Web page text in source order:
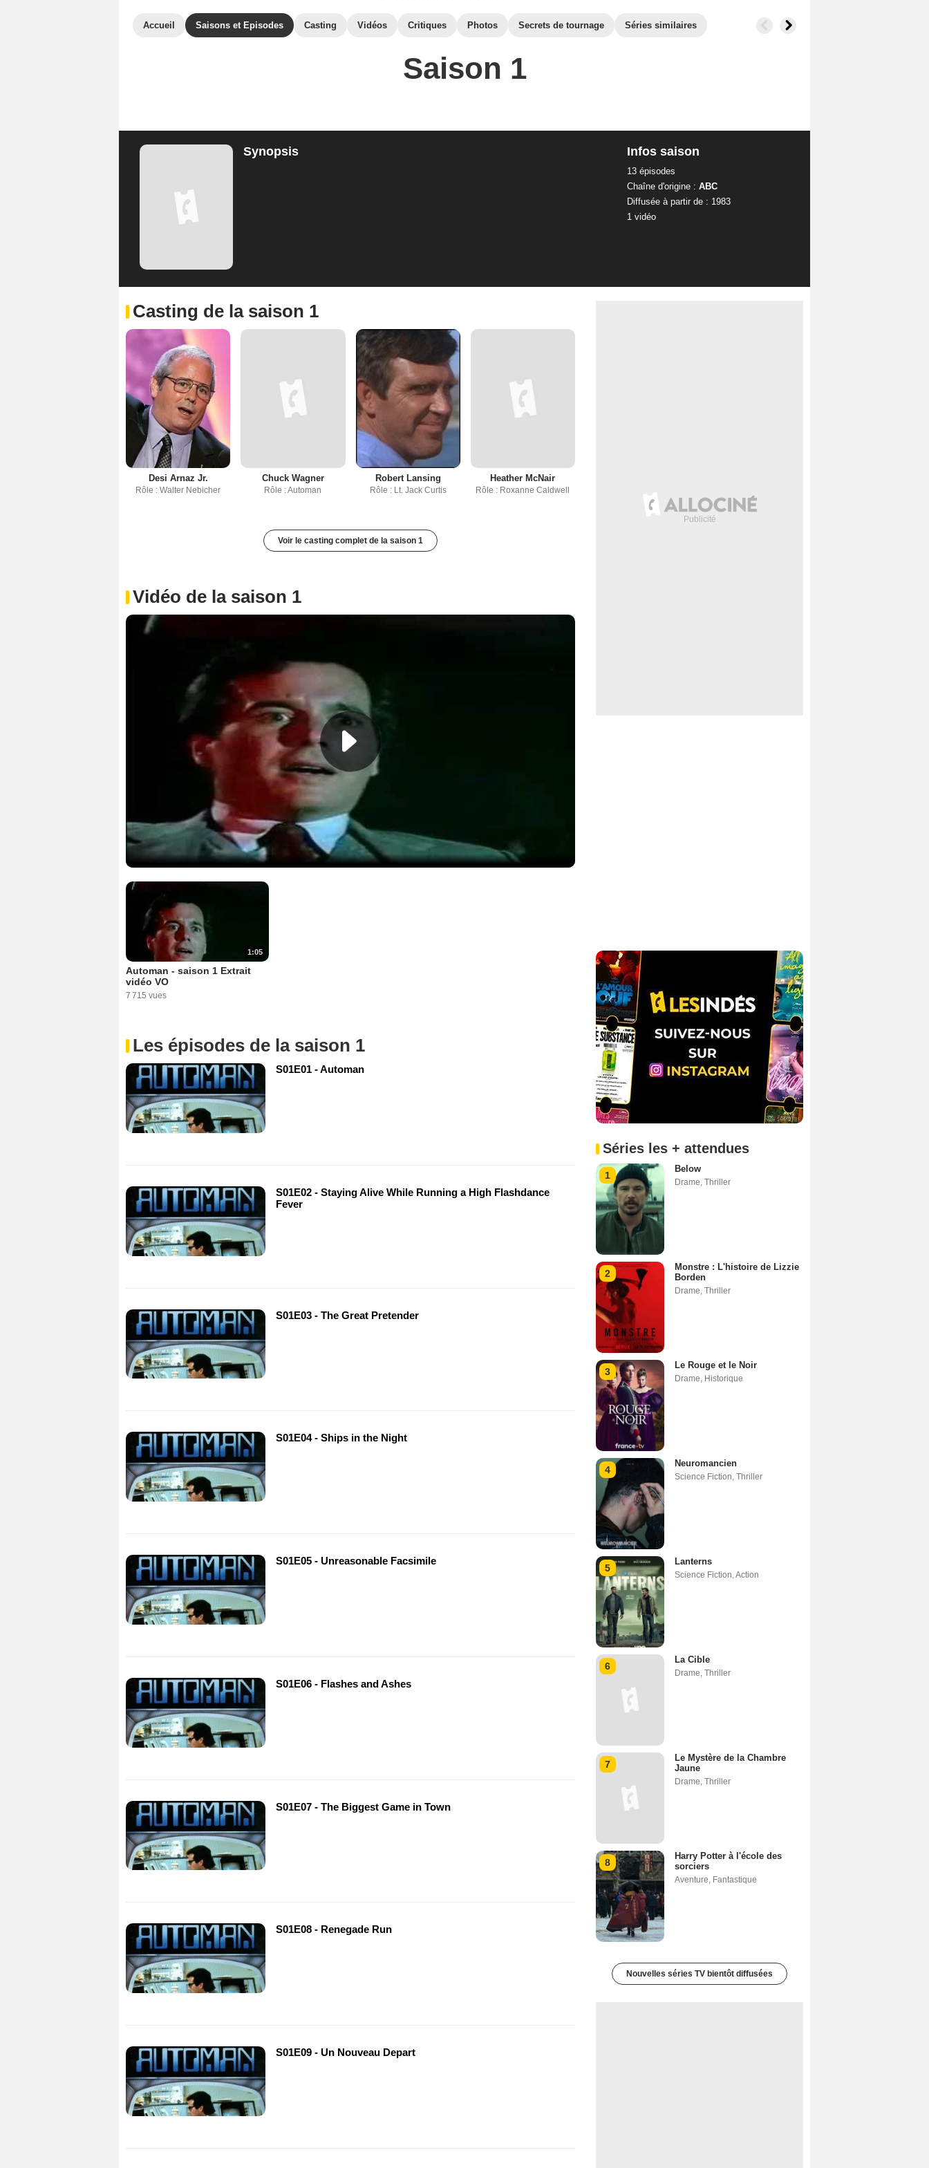
Accueil Saisons et Episodes Casting Vidéos Critiques Photos Secrets de tournage Séries similaires
Saison 1
Synopsis Infos saison
13 épisodes
Chaîne d'origine : ABC
Diffusée à partir de : 1983
1 vidéo
Casting de la saison 1
Desi Arnaz Jr.
Rôle : Walter Nebicher
Chuck Wagner
Rôle : Automan
Robert Lansing
Rôle : Lt. Jack Curtis
Heather McNair
Rôle : Roxanne Caldwell
Voir le casting complet de la saison 1
Vidéo de la saison 1
1:05
Automan - saison 1 Extrait
vidéo VO
7 715 vues
Les épisodes de la saison 1
S01E01 - Automan
S01E02 - Staying Alive While Running a High Flashdance
Fever
S01E03 - The Great Pretender
S01E04 - Ships in the Night
S01E05 - Unreasonable Facsimile
S01E06 - Flashes and Ashes
S01E07 - The Biggest Game in Town
S01E08 - Renegade Run
S01E09 - Un Nouveau Depart
Séries les + attendues
1
Below
Drame Thriller
2
Monstre : L'histoire de Lizzie
Borden
Drame Thriller
3
Le Rouge et le Noir
Drame Historique
4
Neuromancien
Science Fiction Thriller
5
Lanterns
Science Fiction Action
6
La Cible
Drame Thriller
7
Le Mystère de la Chambre
Jaune
Drame Thriller
8
Harry Potter à l'école des
sorciers
Aventure Fantastique
Nouvelles séries TV bientôt diffusées